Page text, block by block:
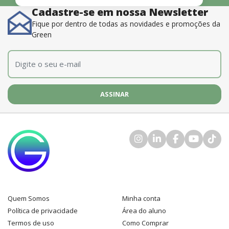
Cadastre-se em nossa Newsletter
Fique por dentro de todas as novidades e promoções da
Green
E-mail
Quem Somos
Política de privacidade
Termos de uso
Minha conta
Área do aluno
Como Comprar